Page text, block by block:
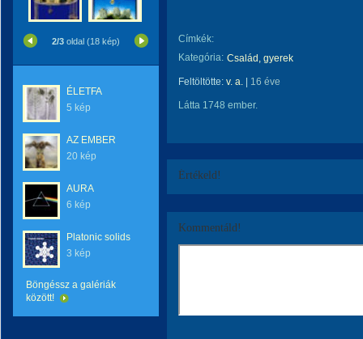
2/3 oldal (18 kép)
ÉLETFA
5 kép
AZ EMBER
20 kép
AURA
6 kép
Platonic solids
3 kép
Böngéssz a galériák
között!
Címkék:
Kategória: Család, gyerek
Feltöltötte: v. a. 16 éve
Látta 1748 ember.
Értékeld!
Kommentáld!